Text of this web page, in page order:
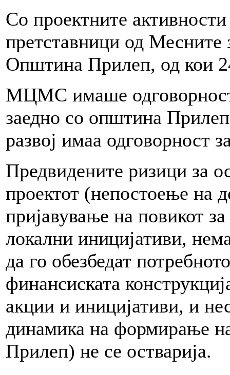
Со проектните
претставници од Месните
Општина Прилеп, од кои
МЦМС имаше одговорност
заедно со општина
развој имаа одговорност
Предвидените ризици за
проектот (непостоење на
пријавување на повикот
локални иницијативи,
да го обезбедат
финансиската
акции и иницијативи, и
динамика на формирање
Прилеп) не се остварија.